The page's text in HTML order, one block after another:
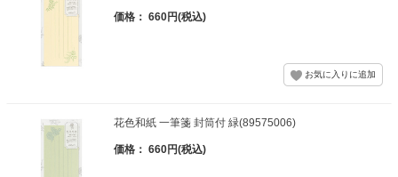
価格： 660円(税込)
花色和紙 一筆箋 封筒付 緑(89575006)
価格： 660円(税込)